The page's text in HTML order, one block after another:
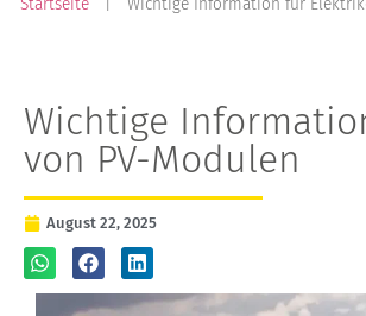
Startseite Wichtige Information für
Wichtige
von PV-Modulen
August 22, 2025